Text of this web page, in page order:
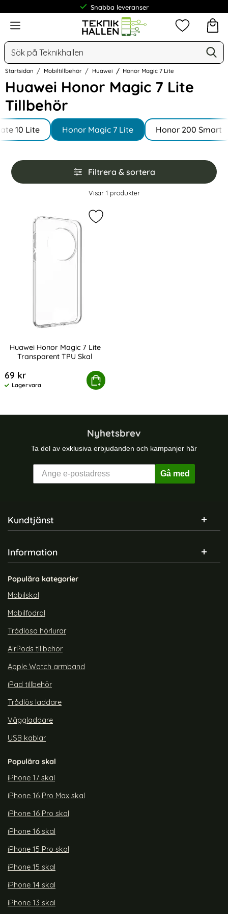
Snabba leveranser
Meny
Sök
Mina
Startsidan Mobiltillbehör Huawei Honor Magic 7 Lite
Huawei Honor Magic 7 Lite
Tillbehör
Hoppa
till
produkter
Underkategorier
10 Lite Honor Magic 7 Lite Honor 200 Smart
Hoppa
över
filtersektionen
Filtrera & sortera
Filtrera & sortera
Visar 1 produkter
Huawei Honor Magic 7 Lite
Transparent TPU Skal
69 kr
Tillgänglighet:
Lagervara
Köp
Honor Magic 7 Lite Transparent TPU Skal
Markera huawei Honor Magic 7
Nyhetsbrev
Ta del av exklusiva erbjudanden och kampanjer här
Gå med
Sidfot Blandad info och länkar
Kundtjänst
Information
Populära kategorier
Mobilskal
Mobilfodral
Trådlösa hörlurar
AirPods tillbehör
Apple Watch armband
iPad tillbehör
Trådlös laddare
Väggladdare
USB kablar
Populära skal
iPhone 17 skal
iPhone 16 Pro Max skal
iPhone 16 Pro skal
iPhone 16 skal
iPhone 15 Pro skal
iPhone 15 skal
iPhone 14 skal
iPhone 13 skal